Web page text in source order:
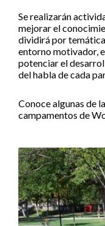
Se realizarán
mejorar el
dividirá por
entorno motivador,
potenciar el
del habla de cada
Conoce algunas de
campamentos de